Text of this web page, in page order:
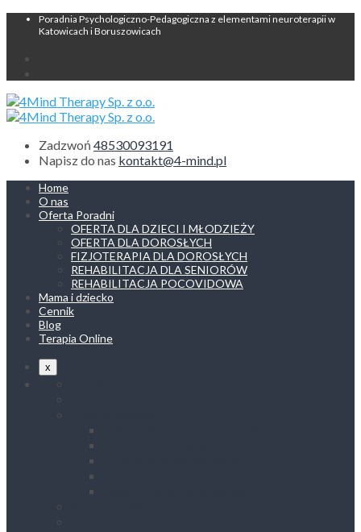
Poradnia Psychologiczno-Pedagogiczna z elementami neuroterapii w
Katowicach i Boruszowicach
Zadzwoń 48530093191
Napisz do nas kontakt@4-mind.pl
Home
O nas
Oferta Poradni
OFERTA DLA DZIECI I MŁODZIEŻY
OFERTA DLA DOROSŁYCH
FIZJOTERAPIA DLA DOROSŁYCH
REHABILITACJA DLA SENIORÓW
REHABILITACJA POCOVIDOWA
Mama i dziecko
Cennik
Blog
Terapia Online
x